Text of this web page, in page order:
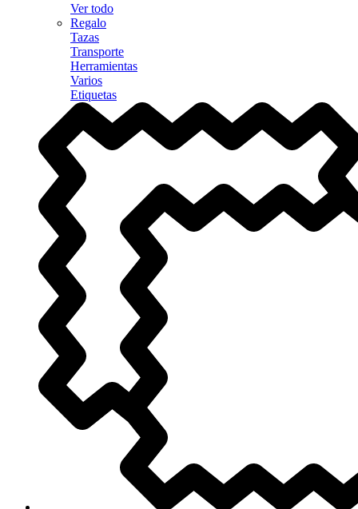
Ver todo
Regalo
Tazas
Transporte
Herramientas
Varios
Etiquetas